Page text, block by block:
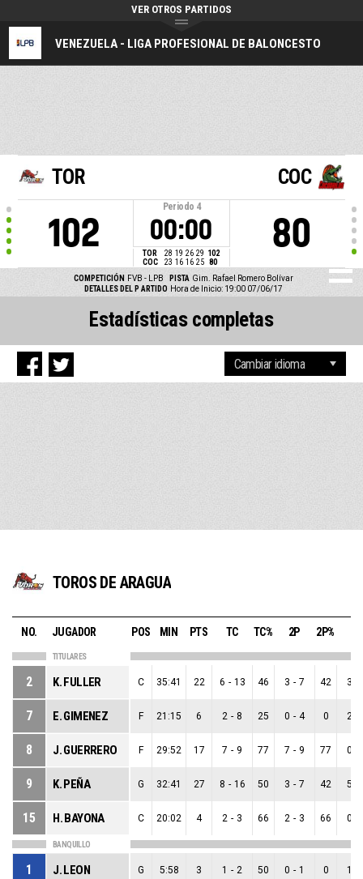
VENEZUELA - LIGA PROFESIONAL DE BALONCESTO
VER OTROS PARTIDOS
TOR
102
Periodo 4
00:00
TOR 28 19 26 29 102
COC
23 16 16 25 80
COC
80
COMPETICIÓN FVB - LPB PISTA Gim. Rafael Romero Bolívar
DETALLES DEL P ARTIDO Hora de Inicio: 19:00 07/06/17
Estadísticas completas
TOROS DE ARAGUA
NO. JUGADOR POS MIN PTS TC TC% 2P 2P%
TITULARES
2 K. FULLER C 35:41 22 6 - 13 46 3 - 7 42 3
7 E. GIMENEZ F 21:15 6 2 - 8 25 0 - 4 0 2
8 J. GUERRERO F 29:52 17 7 - 9 77 7 - 9 77 0
9 K. PEÑA G 32:41 27 8 - 16 50 3 - 7 42 5
15 H. BAYONA C 20:02 4 2 - 3 66 2 - 3 66 0
BANQUILLO
1 J. LEON G 5:58 3 1 - 2 50 0 - 1 0 1